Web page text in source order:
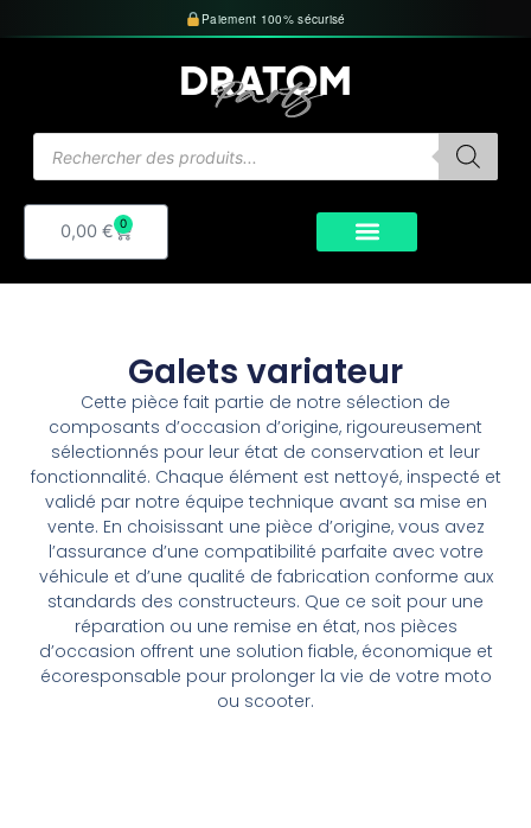
au
Paiement 100% sécurisé
de
0,00 € 0
Panier
Galets variateur
Cette pièce fait partie de notre sélection de
composants d’occasion d’origine, rigoureusement
sélectionnés pour leur état de conservation et leur
fonctionnalité. Chaque élément est nettoyé, inspecté et
validé par notre équipe technique avant sa mise en
vente. En choisissant une pièce d’origine, vous avez
l’assurance d’une compatibilité parfaite avec votre
véhicule et d’une qualité de fabrication conforme aux
standards des constructeurs. Que ce soit pour une
réparation ou une remise en état, nos pièces
d’occasion offrent une solution fiable, économique et
écoresponsable pour prolonger la vie de votre moto
ou scooter.